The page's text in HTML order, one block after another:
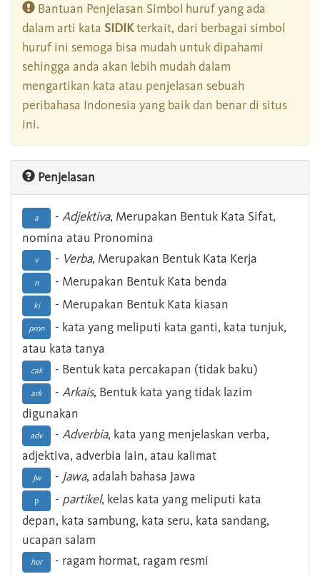
Bantuan Penjelasan Simbol huruf yang ada
dalam arti kata SIDIKterkait, dari berbagai simbol
huruf ini semoga bisa mudah untuk dipahami
sehingga anda akan lebih mudah dalam
mengartikan kata atau penjelasan sebuah
peribahasa Indonesia yang baik dan benar di situs
ini.
Penjelasan
a - Adjektiva, Merupakan Bentuk Kata Sifat,
nomina atau Pronomina
v - Verba, Merupakan Bentuk Kata Kerja
n - Merupakan Bentuk Kata benda
ki - Merupakan Bentuk Kata kiasan
pron
- kata yang meliputi kata ganti, kata tunjuk,
atau kata tanya
cak - Bentuk kata percakapan (tidak baku)
ark - Arkais, Bentuk kata yang tidak lazim
digunakan
adv - Adverbia, kata yang menjelaskan verba,
adjektiva, adverbia lain, atau kalimat
Jw - Jawa, adalah bahasa Jawa
p - partikel, kelas kata yang meliputi kata
depan, kata sambung, kata seru, kata sandang,
ucapan salam
hor - ragam hormat, ragam resmi